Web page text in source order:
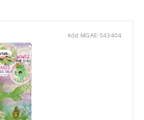
Kód: MGAE-543404